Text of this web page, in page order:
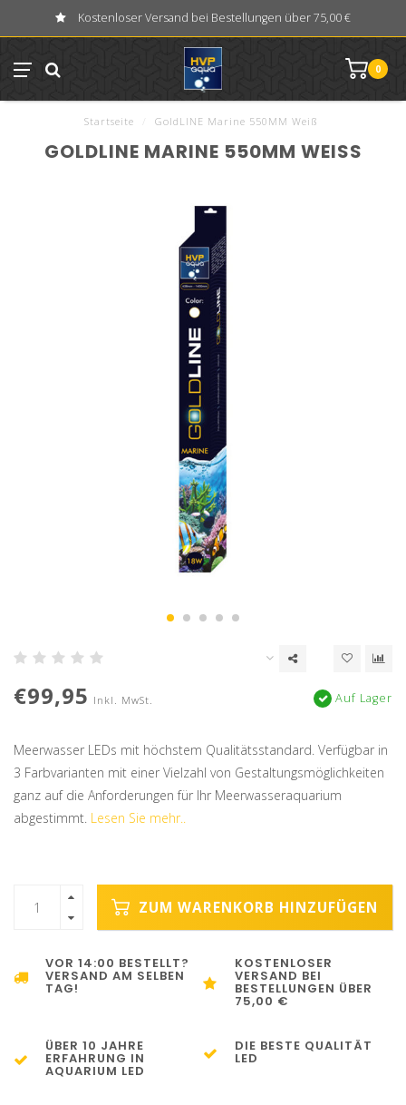
Kostenloser Versand bei Bestellungen über 75,00 €
0
Startseite GoldLINE Marine 550MM Weiß
GOLDLINE MARINE 550MM WEISS
€99,95 Inkl. MwSt. Auf Lager
Meerwasser LEDs mit höchstem Qualitätsstandard. Verfügbar in
3 Farbvarianten mit einer Vielzahl von Gestaltungsmöglichkeiten
ganz auf die Anforderungen für Ihr Meerwasseraquarium
abgestimmt. Lesen Sie mehr..
ZUM WARENKORB HINZUFÜGEN
VOR 14:00 BESTELLT?
VERSAND AM SELBEN
TAG!
KOSTENLOSER
VERSAND BEI
BESTELLUNGEN ÜBER
75,00 €
ÜBER 10 JAHRE
ERFAHRUNG IN
AQUARIUM LED
DIE BESTE QUALITÄT
LED